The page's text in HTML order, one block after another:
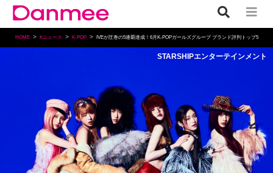
HOME Kニュース K-POP IVEが圧巻の5連覇達成！6月K-POPガールズグループ ブランド評判トップ5
STARSHIPエンターテインメント